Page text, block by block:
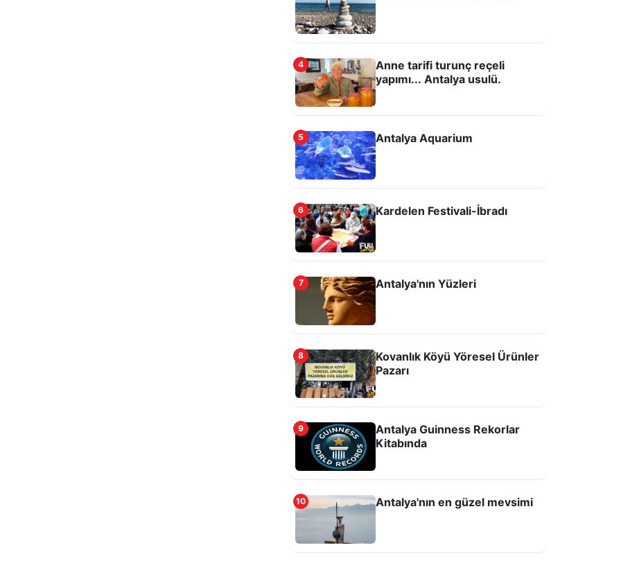
4
Anne tarifi turunç reçeli
yapımı... Antalya usulü.
5 Antalya Aquarium
6 Kardelen Festivali-İbradı
7 Antalya'nın Yüzleri
8
Kovanlık Köyü Yöresel Ürünler
Pazarı
9
Antalya Guinness Rekorlar
Kitabında
10 Antalya'nın en güzel mevsimi